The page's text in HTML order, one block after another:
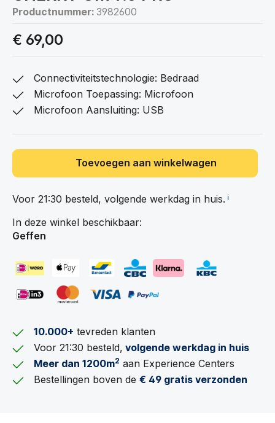
Productnummer: 3982600
€ 69,00
Connectiviteitstechnologie: Bedraad
Microfoon Toepassing: Microfoon
Microfoon Aansluiting: USB
Toevoegen aan winkelwagen
Voor 21:30 besteld, volgende werkdag in huis. ℹ️
In deze winkel beschikbaar:
Geffen
10.000+ tevreden klanten
Voor 21:30 besteld, volgende werkdag in huis
Meer dan 1200m2 aan Experience Centers
Bestellingen boven de€ 49 gratis verzonden